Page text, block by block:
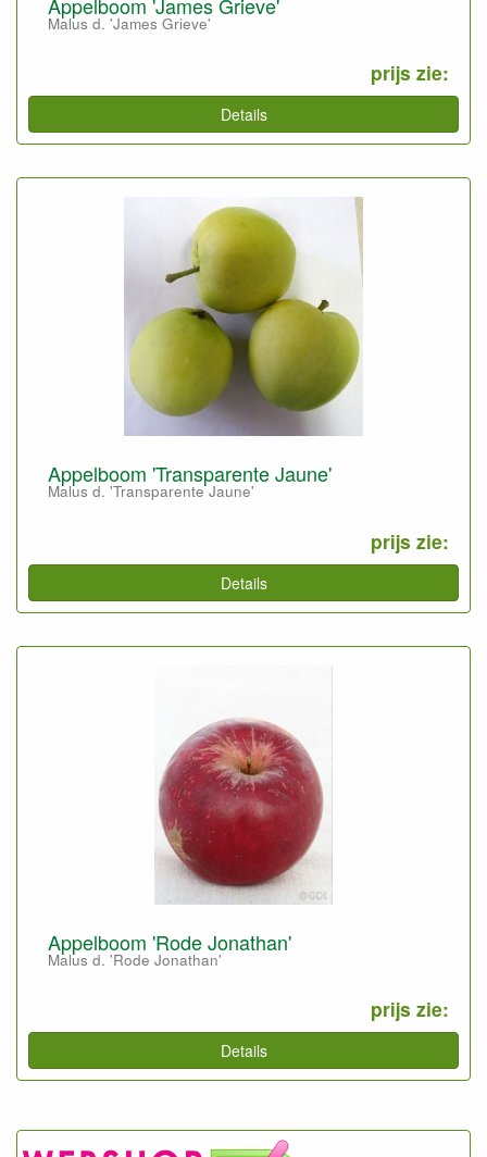
Malus d. 'James Grieve'
prijs zie:
Details
Appelboom 'Transparente Jaune'
Malus d. 'Transparente Jaune'
prijs zie:
Details
Appelboom 'Rode Jonathan'
Malus d. 'Rode Jonathan'
prijs zie:
Details